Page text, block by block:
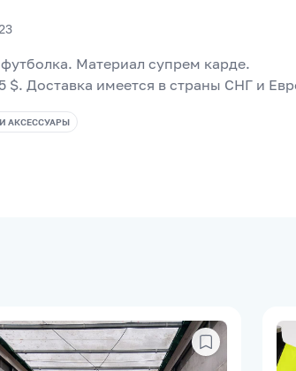
Материал супрем карде.
$. Доставка имеется в страны СНГ и
АКСЕССУАРЫ